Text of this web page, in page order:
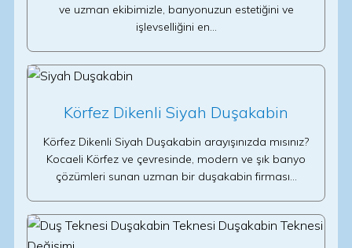
ve uzman ekibimizle, banyonuzun estetiğini ve
işlevselliğini en…
Körfez Dikenli Siyah Duşakabin
Körfez Dikenli Siyah Duşakabin arayışınızda mısınız?
Kocaeli Körfez ve çevresinde, modern ve şık banyo
çözümleri sunan uzman bir duşakabin firması…